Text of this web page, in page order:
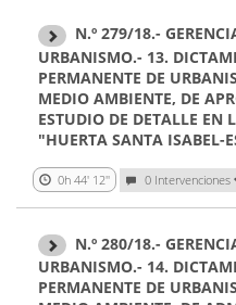
N.º 279/18.-
URBANISMO.- 13.
PERMANENTE DE
MEDIO AMBIENTE, DE
ESTUDIO DE DETALLE EN
"HUERTA SANTA ISABEL-
0h 44' 12'' 0 Intervenciones
N.º 280/18.-
URBANISMO.- 14.
PERMANENTE DE